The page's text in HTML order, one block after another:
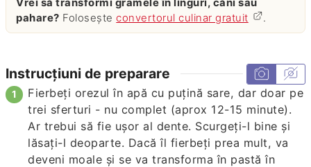
Vrei să transformi gramele în linguri, căni sau
pahare? Foloseșteconvertorul culinar gratuit .
Instrucțiuni de preparare
Fierbeți orezul în apă cu puțină sare, dar doar pe
trei sferturi - nu complet (aprox 12-15 minute).
Ar trebui să fie ușor al dente. Scurgeți-l bine și
lăsați-l deoparte. Dacă îl fierbeți prea mult, va
deveni moale și se va transforma în pastă în